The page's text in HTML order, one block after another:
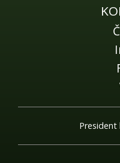
President